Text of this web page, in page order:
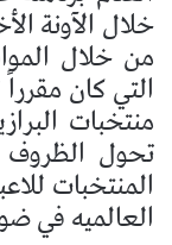
خلال الآونة
من خلال
التي كان
منتخبات
تحول الظروف
المنتخبات
العالميه في